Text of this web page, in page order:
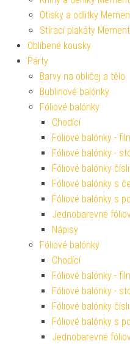
Otisky a odlitky
Stírací plakáty
Oblíbené kousky
Párty
Barvy na obličej a tělo
Bublinové balónky
Fóliové balónky
Chodící
Fóliové balónky -
Fóliové balónky -
Fóliové balónky
Fóliové balónky s
Fóliové balónky s
Jednobarevné
Nápisy
Fóliové balónky
Chodící
Fóliové balónky -
Fóliové balónky -
Fóliové balónky
Fóliové balónky s
Jednobarevné